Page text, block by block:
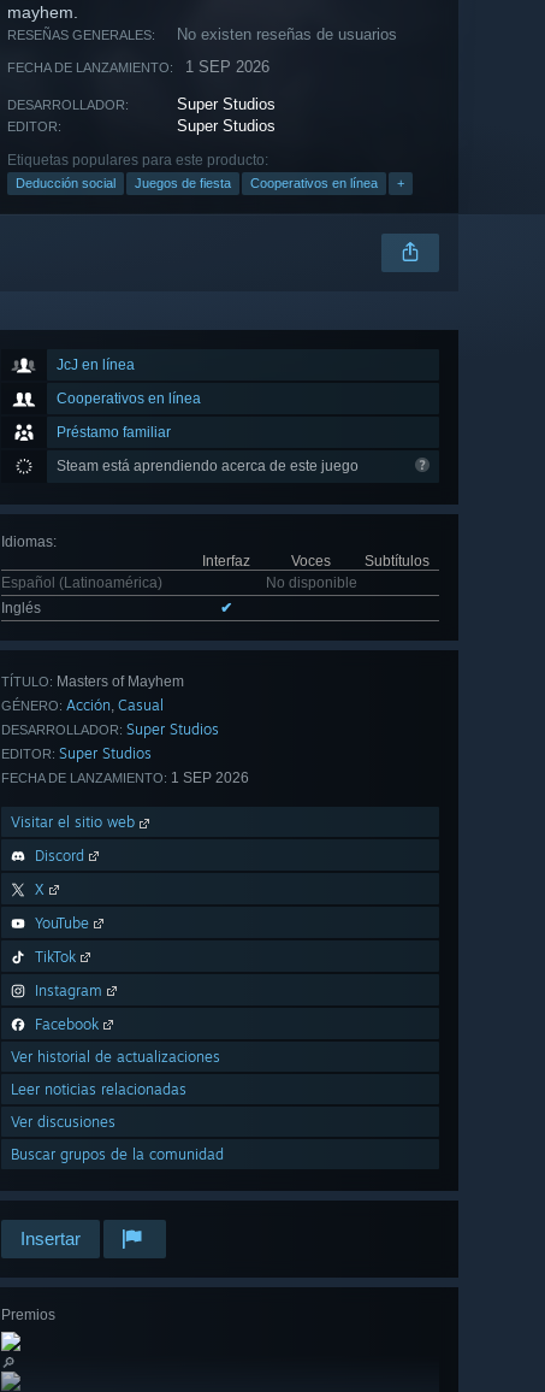
mayhem.
RESEÑAS GENERALES: No existen reseñas de usuarios
FECHA DE LANZAMIENTO: 1 SEP 2026
DESARROLLADOR: Super Studios
EDITOR: Super Studios
Etiquetas populares para este producto:
Deducción social Juegos de fiesta Cooperativos en línea +
JcJ en línea
Cooperativos en línea
Préstamo familiar
Steam está aprendiendo acerca de este juego
Idiomas:
Interfaz
Voces
Subtítulos
Español (Latinoamérica)
No disponible
Inglés
✔
TÍTULO: Masters of Mayhem
GÉNERO: Acción Casual
DESARROLLADOR: Super Studios
EDITOR: Super Studios
FECHA DE LANZAMIENTO: 1 SEP 2026
Visitar el sitio web
Discord
X
YouTube
TikTok
Instagram
Facebook
Ver historial de actualizaciones
Leer noticias relacionadas
Ver discusiones
Buscar grupos de la comunidad
Insertar
Premios
🔎